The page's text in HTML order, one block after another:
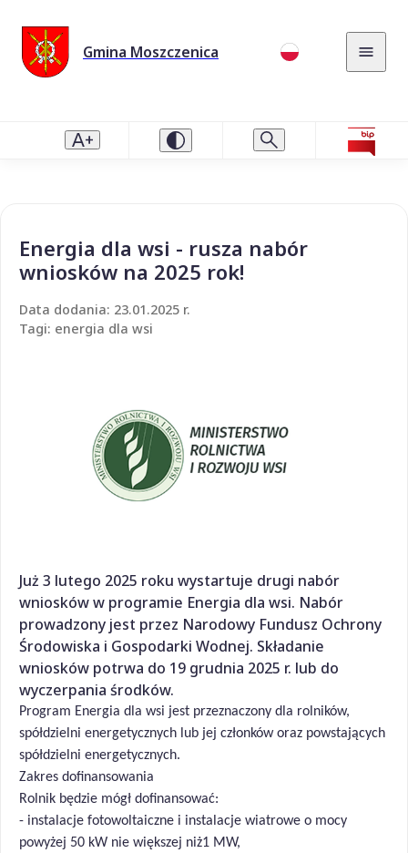
Gmina Moszczenica
Energia dla wsi - rusza nabór
wniosków na 2025 rok!
Data dodania: 23.01.2025 r.
Tagi: energia dla wsi
Już 3 lutego 2025 roku wystartuje drugi nabór
wniosków w programie Energia dla wsi. Nabór
prowadzony jest przez Narodowy Fundusz Ochrony
Środowiska i Gospodarki Wodnej. Składanie
wniosków potrwa do 19 grudnia 2025 r. lub do
wyczerpania środków.
Program Energia dla wsi jest przeznaczony dla rolników,
spółdzielni energetycznych lub jej członków oraz powstających
spółdzielni energetycznych.
Zakres dofinansowania
Rolnik będzie mógł dofinansować:
- instalacje fotowoltaiczne i instalacje wiatrowe o mocy
powyżej 50 kW nie większej niż1 MW,